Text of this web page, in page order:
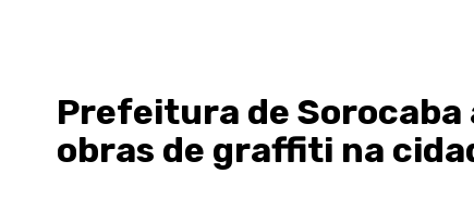
Prefeitura de
obras de graffiti na